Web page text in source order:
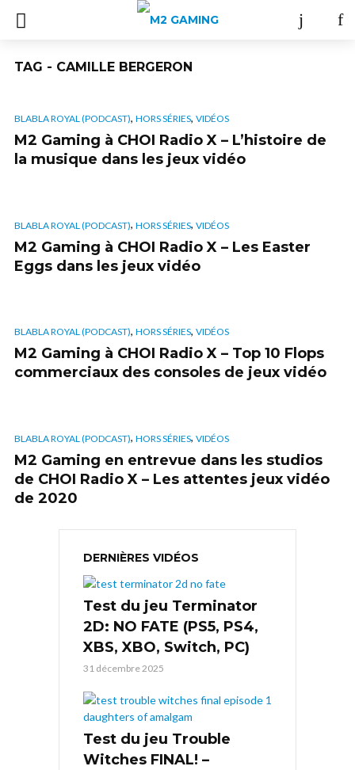
TAG - CAMILLE BERGERON
BLABLA ROYAL (PODCAST), HORS SÉRIES, VIDÉOS
M2 Gaming à CHOI Radio X – L’histoire de
la musique dans les jeux vidéo
BLABLA ROYAL (PODCAST), HORS SÉRIES, VIDÉOS
M2 Gaming à CHOI Radio X – Les Easter
Eggs dans les jeux vidéo
BLABLA ROYAL (PODCAST), HORS SÉRIES, VIDÉOS
M2 Gaming à CHOI Radio X – Top 10 Flops
commerciaux des consoles de jeux vidéo
BLABLA ROYAL (PODCAST), HORS SÉRIES, VIDÉOS
M2 Gaming en entrevue dans les studios
de CHOI Radio X – Les attentes jeux vidéo
de 2020
DERNIÈRES VIDÉOS
Test du jeu Terminator
2D: NO FATE (PS5, PS4,
XBS, XBO, Switch, PC)
31 décembre 2025
Test du jeu Trouble
Witches FINAL! –